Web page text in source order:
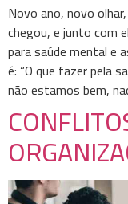
Novo ano, novo
chegou, e junto com
para saúde mental e
é: “O que fazer pela
não estamos bem,